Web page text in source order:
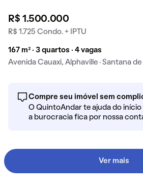
R$ 1.500.000
R$ 1.725 Condo. + IPTU
167 m² · 3 quartos · 4 vagas
Avenida Cauaxi, Alphaville · Santana
Compre seu imóvel sem
O QuintoAndar te ajuda do
a burocracia fica por nossa
Ver mais